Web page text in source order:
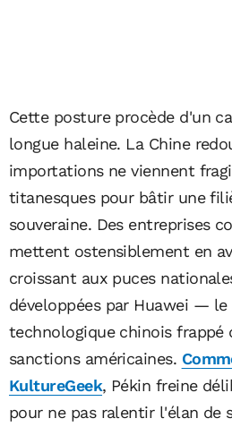
Cette posture procède d'un
longue haleine. La Chine
importations ne viennent
titanesques pour bâtir une
souveraine. Des entreprises
mettent ostensiblement en
croissant aux puces
développées par Huawei — le
technologique chinois frappé
sanctions américaines.
KultureGeek, Pékin freine
pour ne pas ralentir l'élan de